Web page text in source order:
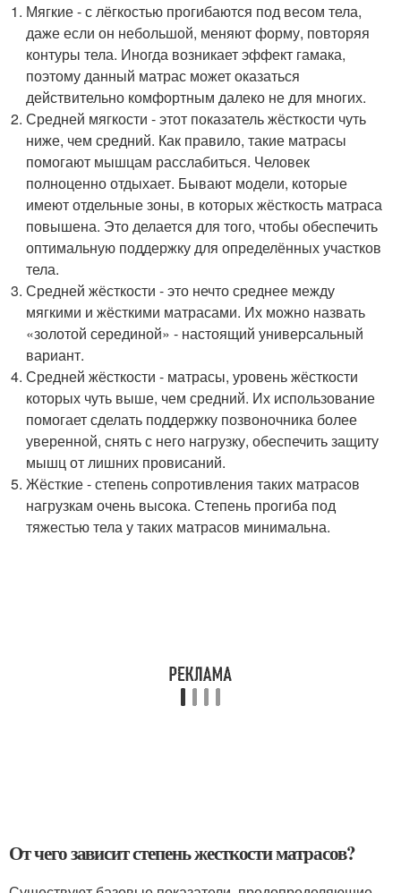
Мягкие - с лёгкостью прогибаются под весом тела,
даже если он небольшой, меняют форму, повторяя
контуры тела. Иногда возникает эффект гамака,
поэтому данный матрас может оказаться
действительно комфортным далеко не для многих.
Средней мягкости - этот показатель жёсткости чуть
ниже, чем средний. Как правило, такие матрасы
помогают мышцам расслабиться. Человек
полноценно отдыхает. Бывают модели, которые
имеют отдельные зоны, в которых жёсткость матраса
повышена. Это делается для того, чтобы обеспечить
оптимальную поддержку для определённых участков
тела.
Средней жёсткости - это нечто среднее между
мягкими и жёсткими матрасами. Их можно назвать
«золотой серединой» - настоящий универсальный
вариант.
Средней жёсткости - матрасы, уровень жёсткости
которых чуть выше, чем средний. Их использование
помогает сделать поддержку позвоночника более
уверенной, снять с него нагрузку, обеспечить защиту
мышц от лишних провисаний.
Жёсткие - степень сопротивления таких матрасов
нагрузкам очень высока. Степень прогиба под
тяжестью тела у таких матрасов минимальна.
От чего зависит степень жесткости матрасов?